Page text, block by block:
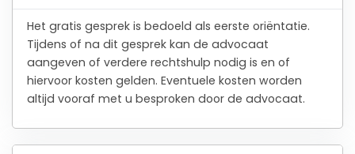
Het gratis gesprek is bedoeld als eerste oriëntatie.
Tijdens of na dit gesprek kan de advocaat
aangeven of verdere rechtshulp nodig is en of
hiervoor kosten gelden. Eventuele kosten worden
altijd vooraf met u besproken door de advocaat.